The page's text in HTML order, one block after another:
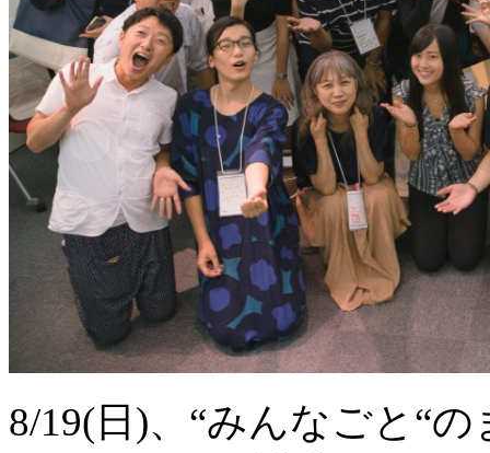
8/19(日)、“みんなごと“